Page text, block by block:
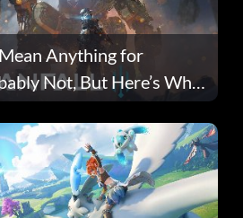
Anything for
Not, But Here’s Why